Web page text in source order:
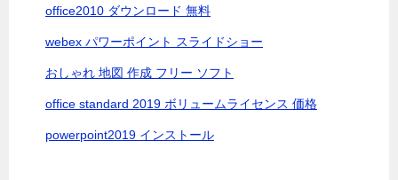
office2010 ダウンロード 無料
webex パワーポイント スライドショー
おしゃれ 地図 作成 フリー ソフト
office standard 2019 ボリュームライセンス 価格
powerpoint2019 インストール